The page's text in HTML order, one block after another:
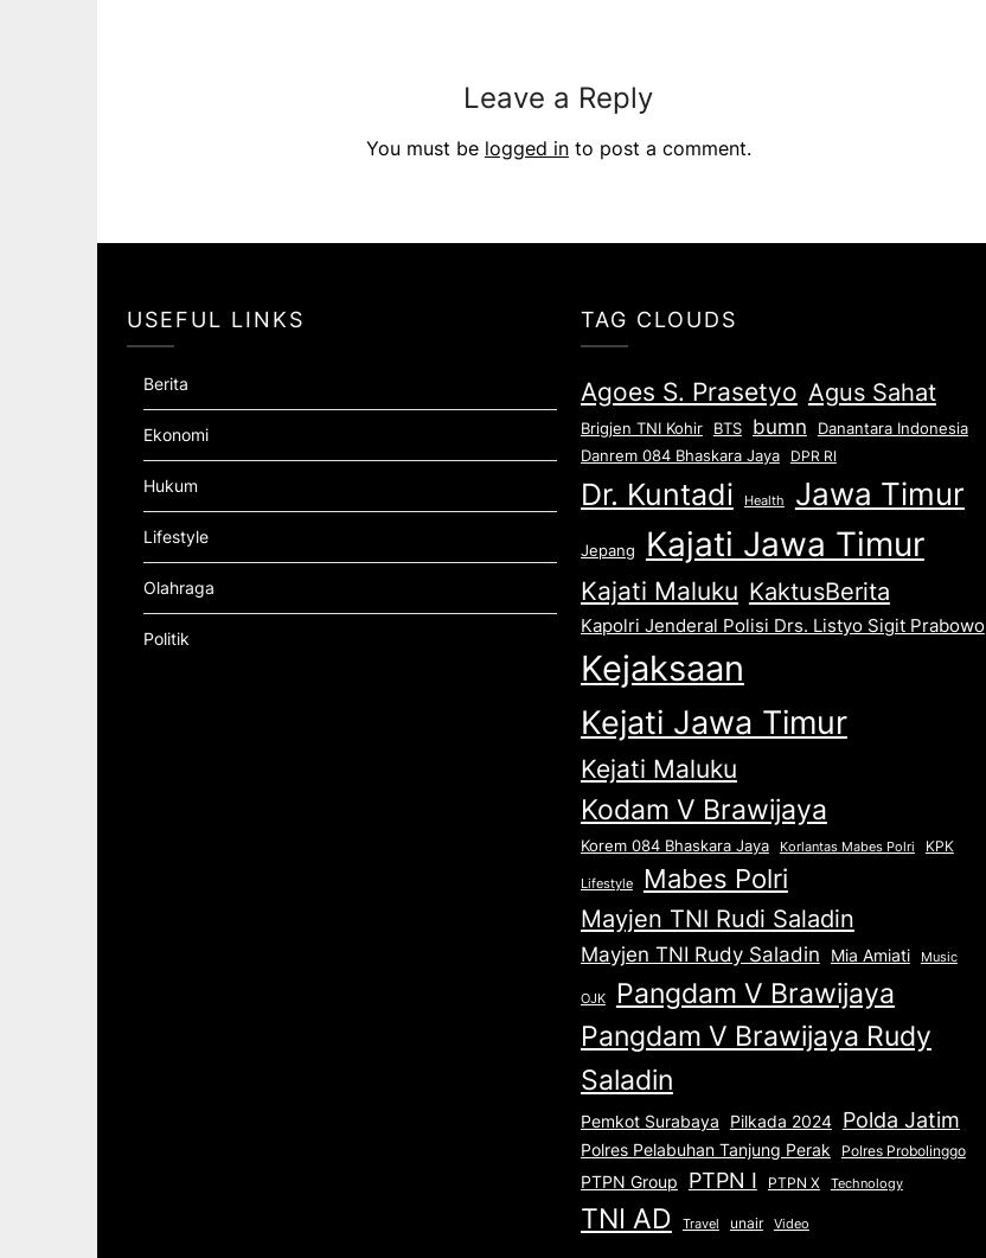
Leave a Reply
You must be logged into post a comment.
USEFUL LINKS
Berita
Ekonomi
Hukum
Lifestyle
Olahraga
Politik
TAG CLOUDS
Agoes S. Prasetyo Agus Sahat
Brigjen TNI Kohir BTS bumn
Danantara Indonesia
Danrem 084 Bhaskara Jaya
DPR RI
Dr. Kuntadi Health Jawa Timur
Jepang Kajati Jawa Timur
Kajati Maluku KaktusBerita
Kapolri Jenderal Polisi Drs. Listyo Sigit Prabowo
Kejaksaan
Kejati Jawa Timur
Kejati Maluku
Kodam V Brawijaya
Korem 084 Bhaskara Jaya Korlantas Mabes Polri KPK
Lifestyle Mabes Polri
Mayjen TNI Rudi Saladin
Mayjen TNI Rudy Saladin Mia Amiati Music
OJK Pangdam V Brawijaya
Pangdam V Brawijaya Rudy
Saladin
Pemkot Surabaya Pilkada 2024 Polda Jatim
Polres Pelabuhan Tanjung Perak Polres Probolinggo
PTPN Group PTPN I PTPN X Technology
TNI AD Travel unair Video